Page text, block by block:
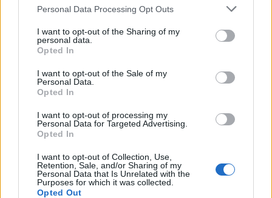
Personal Data Processing Opt Outs
I want to opt-out of the Sharing of my
personal data.
Opted In
I want to opt-out of the Sale of my
Personal Data.
Opted In
I want to opt-out of processing my
Personal Data for Targeted Advertising.
Opted In
I want to opt-out of Collection, Use,
Retention, Sale, and/or Sharing of my
Personal Data that Is Unrelated with the
Purposes for which it was collected.
Opted Out
9,5M x 6 vuotta
9. Darnell Nurse, Edmonton Oilers
9,3M x 6 vuotta
10. Tyler Seguin, Dallas Stars